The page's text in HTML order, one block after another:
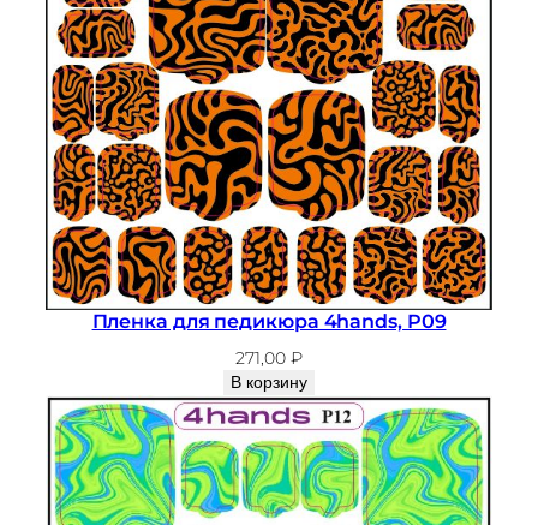
Пленка для педикюра 4hands, P09
271,00 ₽
В корзину